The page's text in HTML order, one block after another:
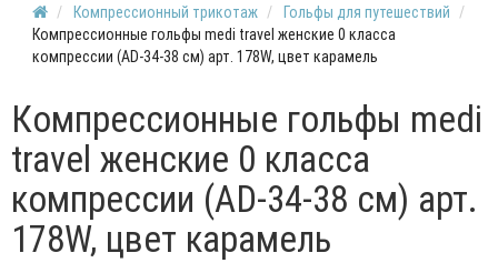
Компрессионный трикотаж
Гольфы для путешествий
Компрессионные гольфы medi travel женские 0 класса
компрессии (AD-34-38 см) арт. 178W, цвет карамель
Компрессионные гольфы medi
travel женские 0 класса
компрессии (AD-34-38 см) арт.
178W, цвет карамель